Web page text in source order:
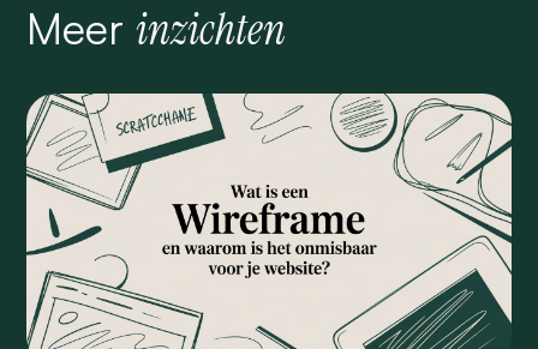
Meerinzichten